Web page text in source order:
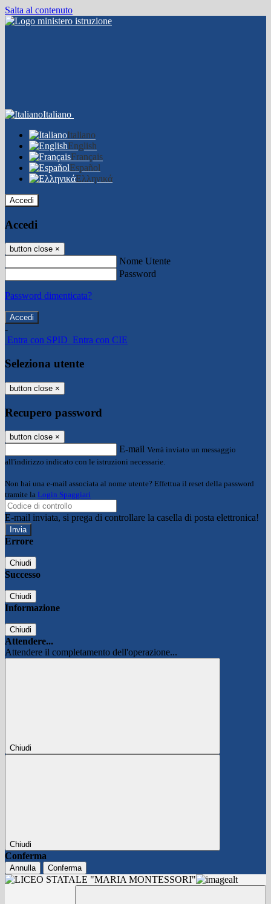
Salta al contenuto
Italiano
Italiano
English
Français
Español
Ελληνικά
Accedi
Accedi
button close ×
Nome Utente
Password
Password dimenticata?
-
Entra con SPID Entra con CIE
Seleziona utente
button close ×
Recupero password
button close ×
E-mail Verrà inviato un messaggio
all'indirizzo indicato con le istruzioni necessarie.
Non hai una e-mail associata al nome utente? Effettua il reset della password
tramite la Login Spaggiari
E-mail inviata, si prega di controllare la casella di posta elettronica!
Errore
Chiudi
Successo
Chiudi
Informazione
Chiudi
Attendere...
Attendere il completamento dell'operazione...
Chiudi
Chiudi
Conferma
Annulla Conferma